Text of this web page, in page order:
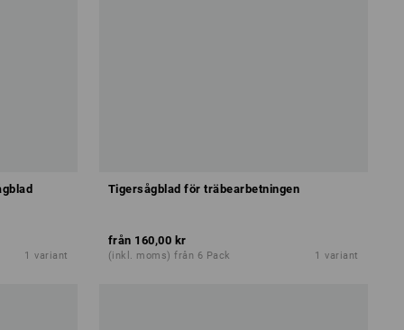
1 variant
Tigersågblad för träbearbetningen
från 160,00 kr
(inkl. moms) från 6 Pack 1 variant